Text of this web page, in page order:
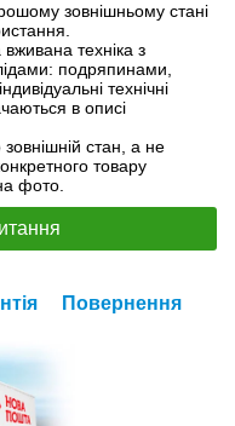
зовнішньому стані
техніка з
подряпинами,
технічні
в описі
стан, а не
товару
фото.
Повернення